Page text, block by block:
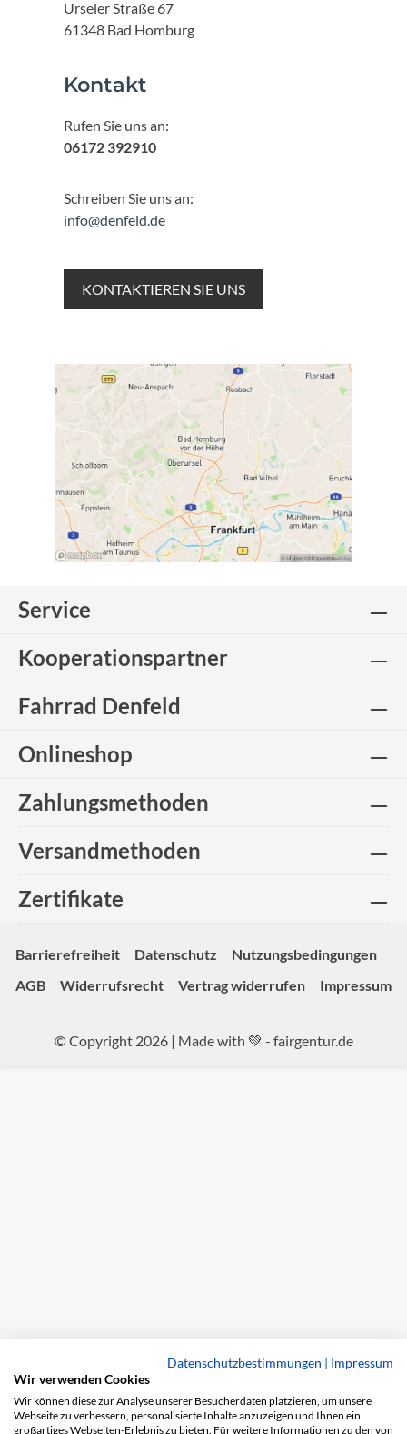
Urseler Straße 67
61348 Bad Homburg
Kontakt
Rufen Sie uns an:
06172 392910
Schreiben Sie uns an:
info@denfeld.de
KONTAKTIEREN SIE UNS
Service
Kooperationspartner
Fahrrad Denfeld
Onlineshop
Zahlungsmethoden
Versandmethoden
Zertifikate
Barrierefreiheit Datenschutz
Nutzungsbedingungen
AGB
Widerrufsrecht Vertrag widerrufen Impressum
© Copyright 2026 | Made with 💚 - fairgentur.de
Datenschutzbestimmungen | Impressum
Wir verwenden Cookies
Wir können diese zur Analyse unserer Besucherdaten platzieren, um unsere
Webseite zu verbessern, personalisierte Inhalte anzuzeigen und Ihnen ein
großartiges Webseiten-Erlebnis zu bieten. Für weitere Informationen zu den von